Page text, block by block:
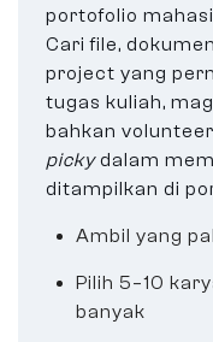
portofolio
Cari file,
project yang
tugas kuliah,
bahkan
picky dalam
ditampilkan di
Ambil yang
Pilih 5–10
banyak